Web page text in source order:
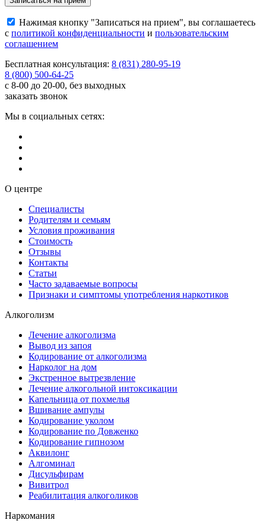
Нажимая кнопку "Записаться на прием", вы соглашаетесь
с политикой конфиденциальности и пользовательским
соглашением
Бесплатная консультация: 8 (831) 280-95-19
8 (800) 500-64-25
с 8-00 до 20-00, без выходных
заказать звонок
Мы в социальных сетях:
О центре
Специалисты
Родителям и семьям
Условия проживания
Стоимость
Отзывы
Контакты
Статьи
Часто задаваемые вопросы
Признаки и симптомы употребления наркотиков
Алкоголизм
Лечение алкоголизма
Вывод из запоя
Кодирование от алкоголизма
Нарколог на дом
Экстренное вытрезвление
Лечение алкогольной интоксикации
Капельница от похмелья
Вшивание ампулы
Кодирование уколом
Кодирование по Довженко
Кодирование гипнозом
Аквилонг
Алгоминал
Дисульфирам
Вивитрол
Реабилитация алкоголиков
Наркомания